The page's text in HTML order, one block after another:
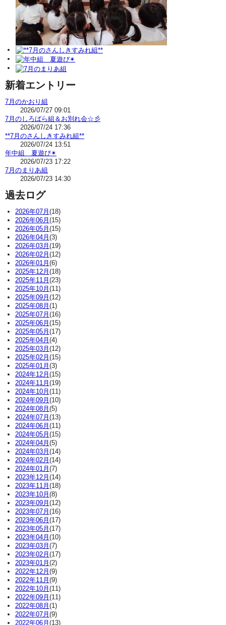
新着エントリー
7月のかおり組
2026/07/27 09:01
7月のしろばら組＆お別れ会☆彡
2026/07/24 17:36
**7月のさんしきすみれ組**
2026/07/24 13:51
年中組 夏遊び✴
2026/07/23 17:22
7月のまりあ組
2026/07/23 14:30
過去ログ
2026年07月(18)
2026年06月(15)
2026年05月(15)
2026年04月(3)
2026年03月(19)
2026年02月(12)
2026年01月(6)
2025年12月(18)
2025年11月(23)
2025年10月(11)
2025年09月(12)
2025年08月(1)
2025年07月(16)
2025年06月(15)
2025年05月(17)
2025年04月(4)
2025年03月(12)
2025年02月(15)
2025年01月(3)
2024年12月(15)
2024年11月(19)
2024年10月(11)
2024年09月(10)
2024年08月(5)
2024年07月(13)
2024年06月(11)
2024年05月(15)
2024年04月(5)
2024年03月(14)
2024年02月(14)
2024年01月(7)
2023年12月(14)
2023年11月(18)
2023年10月(8)
2023年09月(12)
2023年07月(16)
2023年06月(17)
2023年05月(17)
2023年04月(10)
2023年03月(7)
2023年02月(17)
2023年01月(2)
2022年12月(9)
2022年11月(9)
2022年10月(11)
2022年09月(11)
2022年08月(1)
2022年07月(9)
2022年06月(13)